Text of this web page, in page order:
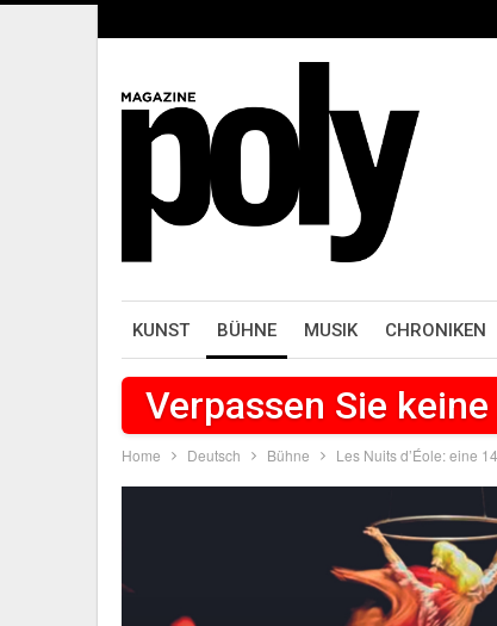
KUNST BÜHNE MUSIK CHRONIKEN
Verpassen Sie
Home Deutsch Bühne Les Nuits d’Éole: eine